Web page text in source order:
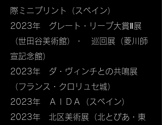
際ミニプリント（スペイン）
2023年 グレート・リープ大賞Ⅱ展
（世田谷美術館）・ 巡回展（菱川師
宣記念館）
2023年 ダ・ヴィンチとの共鳴​展
（フランス・クロリュセ城）
2023年 ＡＩＤＡ（スペイン）
2023年 北区美術展（北とぴあ・東